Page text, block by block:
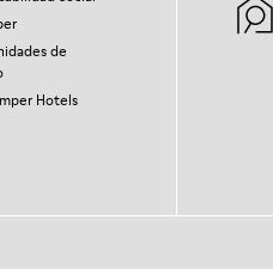
de
Hotels